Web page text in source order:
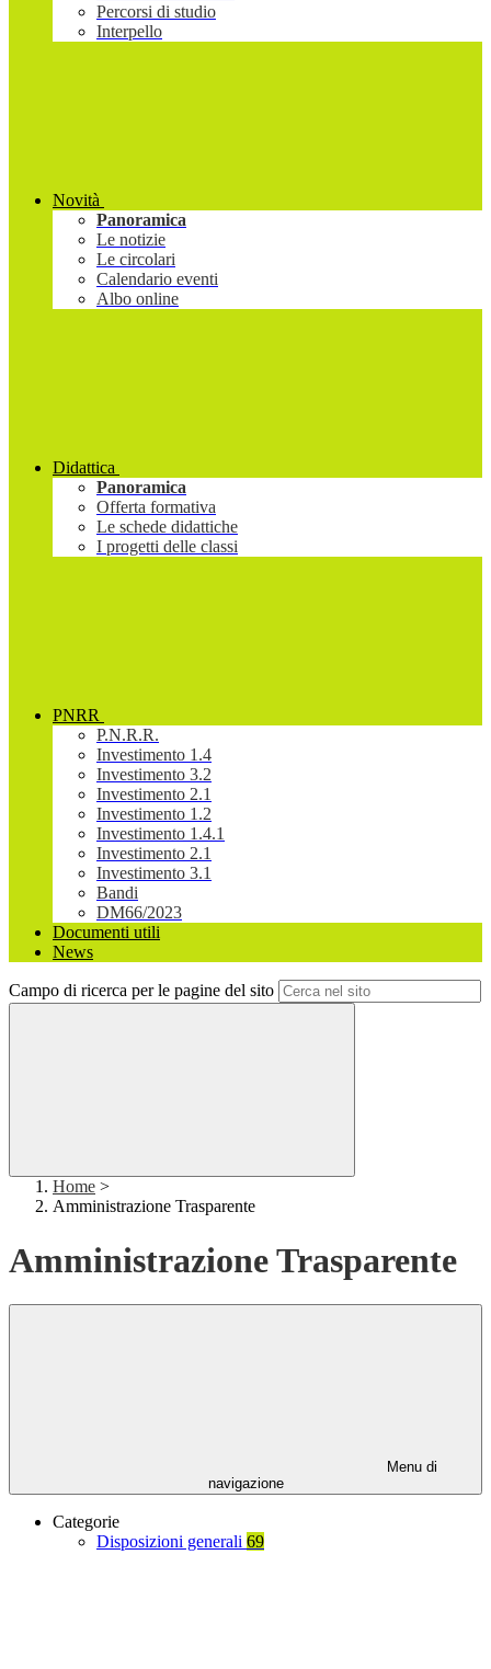
Percorsi di studio
Interpello
Novità
Panoramica
Le notizie
Le circolari
Calendario eventi
Albo online
Didattica
Panoramica
Offerta formativa
Le schede didattiche
I progetti delle classi
PNRR
P.N.R.R.
Investimento 1.4
Investimento 3.2
Investimento 2.1
Investimento 1.2
Investimento 1.4.1
Investimento 2.1
Investimento 3.1
Bandi
DM66/2023
Documenti utili
News
Campo di ricerca per le pagine del sito
Home >
Amministrazione Trasparente
Amministrazione Trasparente
Menu di
navigazione
Categorie
Disposizioni generali 69